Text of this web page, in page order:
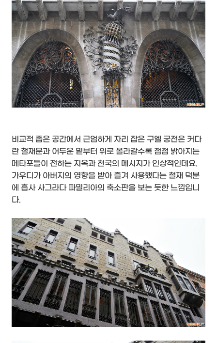
비교적 좁은 공간에서 근엄하게 자리 잡은 구엘 궁전은 커다
란 철재문과 어두운 밑부터 위로 올라갈수록 점점 밝아지는
메타포들이 전하는 지옥과 천국의 메시지가 인상적인데요.
가우디가 아버지의 영향을 받아 즐겨 사용했다는 철재 덕분
에 흡사 사그라다 파밀리아의 축소판을 보는 듯한 느낌입니
다.